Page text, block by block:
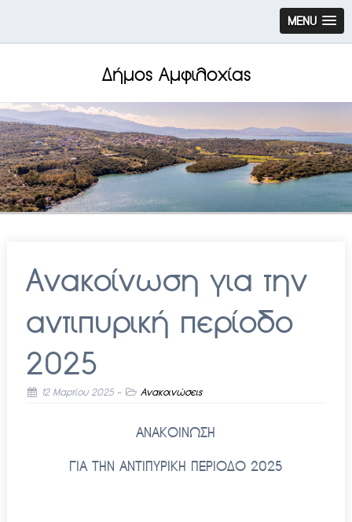
MENU
Δήμος Αμφιλοχίας
Ανακοίνωση για την
αντιπυρική περίοδο
2025
12 Μαρτίου 2025- Ανακοινώσεις
ΑΝΑΚΟΙΝΩΣΗ
ΓΙΑ ΤΗΝ ΑΝΤΙΠΥΡΙΚΗ ΠΕΡΙΟΔΟ 2025